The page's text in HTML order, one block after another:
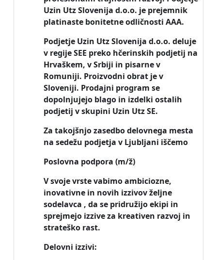
Uzin Utz Slovenija d.o.o. je prejemnik
platinaste bonitetne odličnosti AAA.
Podjetje Uzin Utz Slovenija d.o.o. deluje
v regije SEE preko hčerinskih podjetij na
Hrvaškem, v Srbiji in pisarne v
Romuniji. Proizvodni obrat je v
Sloveniji. Prodajni program se
dopolnjujejo blago in izdelki ostalih
podjetij v skupini Uzin Utz SE.
Za takojšnjo zasedbo delovnega mesta
na sedežu podjetja v Ljubljani iščemo
Poslovna podpora (m/ž)
V svoje vrste vabimo ambiciozne,
inovativne in novih izzivov željne
sodelavca , da se pridružijo ekipi in
sprejmejo izzive za kreativen razvoj in
strateško rast.
Delovni izzivi: